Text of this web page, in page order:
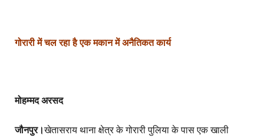
गोरारी में चल रहा है एक मकान में अनैतिकत कार्य
मोहम्मद अरसद
जौनपुर।खेतासराय थाना क्षेत्र के गोरारी पुलिया के पास एक खाली